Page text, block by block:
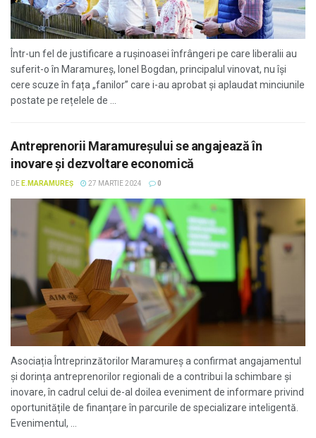
Într-un fel de justificare a rușinoasei înfrângeri pe care liberalii au
suferit-o în Maramureș, Ionel Bogdan, principalul vinovat, nu își
cere scuze în fața „fanilor” care i-au aprobat și aplaudat minciunile
postate pe rețelele de ...
Antreprenorii Maramureșului se angajează în
inovare și dezvoltare economică
DE E.MARAMUREȘ 27 MARTIE 2024 0
Asociația Întreprinzătorilor Maramureș a confirmat angajamentul
și dorința antreprenorilor regionali de a contribui la schimbare și
inovare, în cadrul celui de-al doilea eveniment de informare privind
oportunitățile de finanțare în parcurile de specializare inteligentă.
Evenimentul, ...